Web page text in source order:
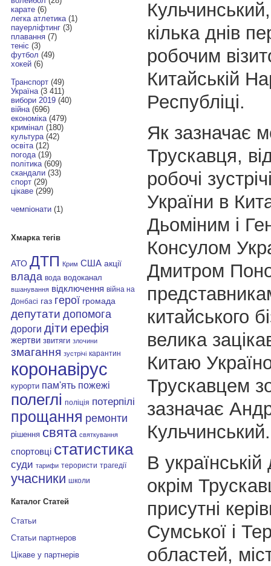
карате(6)
легка атлетика(1)
пауерліфтинг(3)
плавання(7)
теніс (3)
футбол (49)
хокей(6)
Транспорт(49)
Україна(3 411)
вибори 2019(40)
війна(696)
економіка(479)
кримінал (180)
культура(42)
освіта(12)
погода(19)
політика(609)
скандали(33)
спорт(29)
цікаве(299)
чемпіонати(1)
Хмарка тегів
АТО ДТП Крим США акції
влада вода водоканал
вшанування відключення війна на
Донбасі газ герої громада
депутати допомога
дороги діти ерефія
жертви звитяги злочини
змагання зустрічі карантин
коронавірус
курорти пам'ять пожежі
полеглі поліція потерпілі
прощання ремонти
рішення свята святкування
спортовці статистика
суди тарифи терористи трагедії
учасники школи
Каталог Статей
Статьи
Статьи партнеров
Цікаве у партнерів
кілька днів
робочим
Китайській
Республіці.
Як зазначає
Трускавця,
робочі
України в
Дьоміним і
Консулом
Дмитром
китайського
велика
Китаю
Трускавцем
зазначає
Кульчинський.
В українській
окрім
присутні
Сумської і
областей,